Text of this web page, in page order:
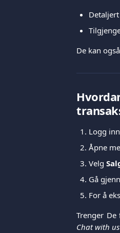
De kan
Logg
Åpne
Velg
Gå
For å
Trenger
Chat with us